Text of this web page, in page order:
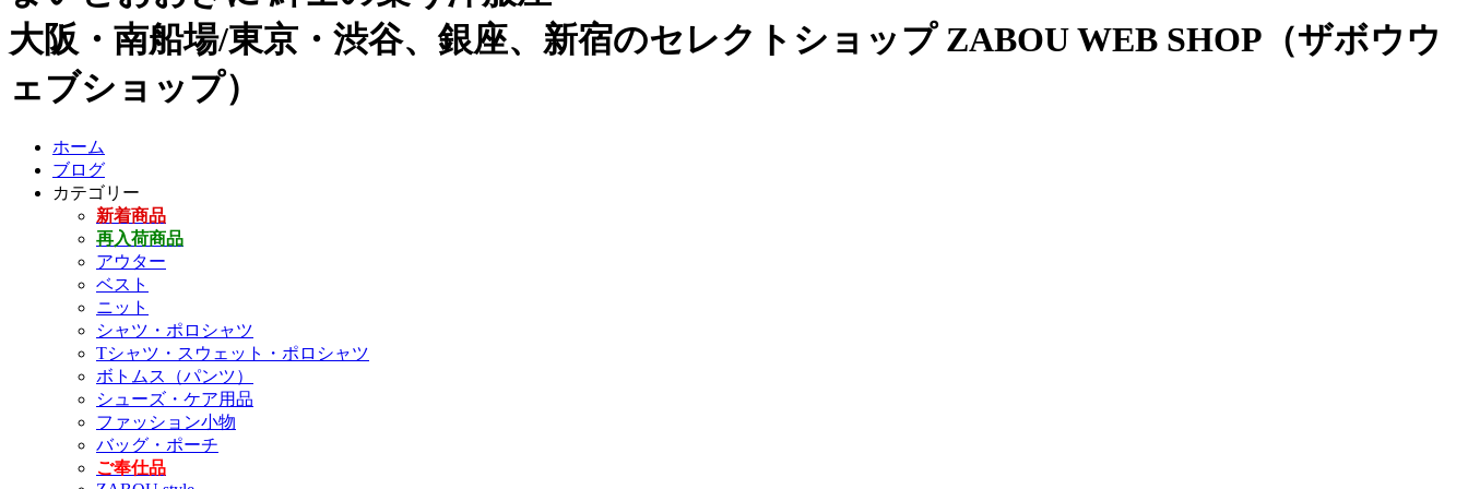
大阪・南船場/東京・渋谷、銀座、新宿のセレクトショップ ZABOU WEB SHOP（ザボウウ
ェブショップ）
ホーム
ブログ
カテゴリー
新着商品
再入荷商品
アウター
ベスト
ニット
シャツ・ポロシャツ
Tシャツ・スウェット・ポロシャツ
ボトムス（パンツ）
シューズ・ケア用品
ファッション小物
バッグ・ポーチ
ご奉仕品